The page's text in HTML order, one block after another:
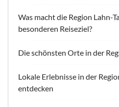
Was macht die Region Lahn-
besonderen Reiseziel?
Die schönsten Orte in der
Lokale Erlebnisse in der
entdecken